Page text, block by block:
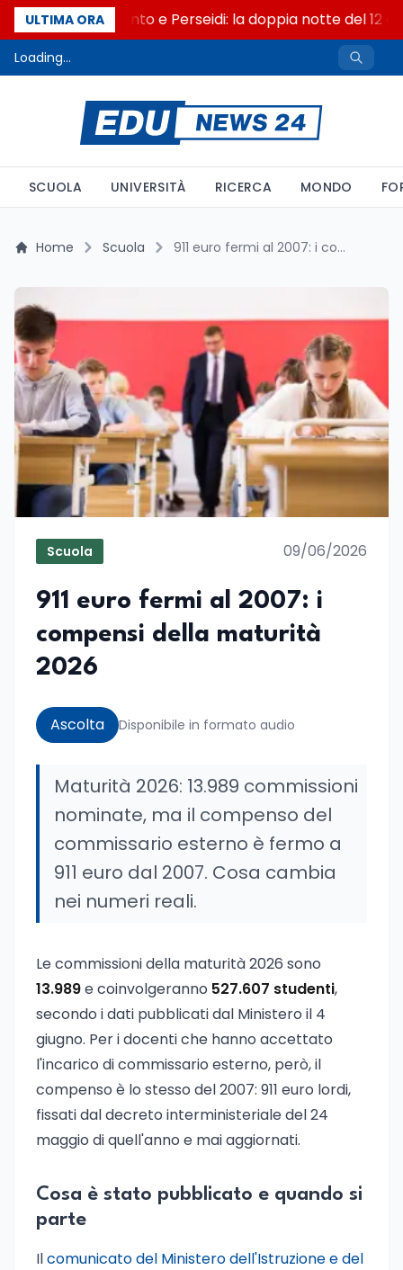
ULTIMA ORA
Eclissi al tramonto e Perseidi: la doppia notte del 12
Loading...
SCUOLA UNIVERSITÀ RICERCA MONDO
Home Scuola 911 euro fermi al 2007: i compensi della maturità 2026
Scuola 09/06/2026
911 euro fermi al 2007: i
compensi della maturità
2026
Ascolta Disponibile in formato audio
Maturità 2026: 13.989 commissioni
nominate, ma il compenso del
commissario esterno è fermo a
911 euro dal 2007. Cosa cambia
nei numeri reali.
Le commissioni della maturità 2026 sono
13.989e coinvolgeranno 527.607 studenti,
secondo i dati pubblicati dal Ministero il 4
giugno. Per i docenti che hanno accettato
l'incarico di commissario esterno, però, il
compenso è lo stesso del 2007: 911 euro lordi,
fissati dal decreto interministeriale del 24
maggio di quell'anno e mai aggiornati.
Cosa è stato pubblicato e quando si
parte
Ilcomunicato del Ministero dell'Istruzione e del